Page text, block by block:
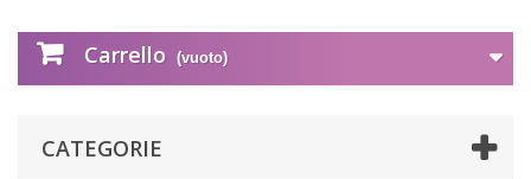
Carrello (vuoto)
CATEGORIE